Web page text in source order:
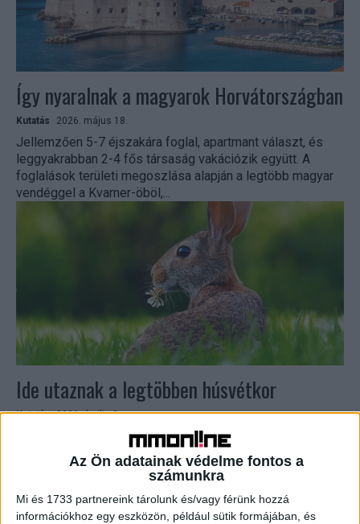
Az Ön adatainak védelme fontos a
számunkra
Mi és 1733 partnereink tárolunk és/vagy férünk hozzá
információkhoz egy eszközön, például sütik formájában, és
Így nyaralnak a magyarok Horvátországban
Kutatás 2026. május 18.
Jellemzően 5-7 éjszakára foglal, apartmant választ, és
leggyakrabban 2-4 fős társaság vakációzik együtt. A
foglalások területi megoszlása alapján a legtöbb magyar
vendéggel a Kvarner-öböl,...
Ide utaznak a legtöbben húsvétkor
Kutatás 2026. április 2.
Az észak-magyarországi régió és a klasszikus
fürdővárosok a legnépszerűbbek a négynapos hosszú
hétvégén a magyar vendégek körében. A Szallas.hu adatai